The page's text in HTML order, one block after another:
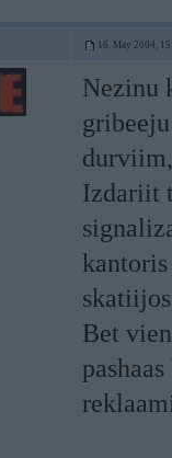
16. May 2004,
Nezinu
Izdariit
Bet